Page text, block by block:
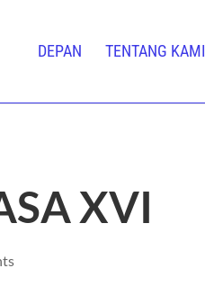
DEPAN TENTANG KAMI
XVI